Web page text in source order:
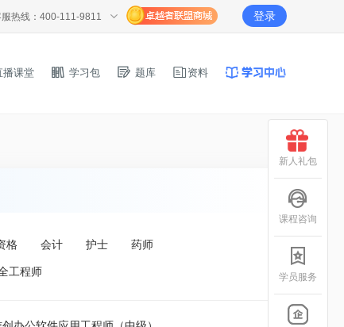
服热线：400-111-9811 登录
播课堂 学习包 题库 资料
格 会计 护士 药师
工程师
新人礼包
课程咨询
学员服务